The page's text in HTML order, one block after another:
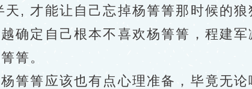
, 才能让自己忘掉杨箐箐那时候的狼
定自己根本不喜欢杨箐箐，程建军
箐。
箐应该也有点心理准备，毕竟无论